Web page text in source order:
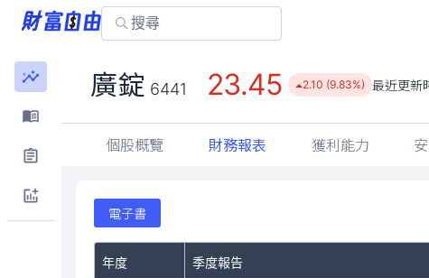
廣錠 6441 23.45 2.10 (9.83%) 最近更新
個股概覽 財務報表 獲利能力
電子書
年度 季度報告